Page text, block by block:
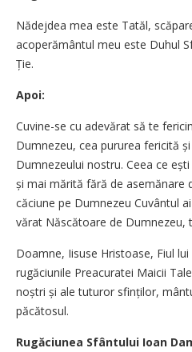
Nădejdea mea este Tatăl,
acoperământul meu este Duhul
Ție.
Apoi:
Cuvine-se cu adevărat să te
Dumnezeu, cea puru­rea fe­ricită
Dumne­zeului nostru. Ceea ce
și mai mărită fără de
că­ciune pe Dum­nezeu Cu­vântul
vărat Năs­cătoare de Dum­nezeu,
Doamne, Iisuse Hristoase, Fiul
rugăciunile Preacu­ratei Maicii
noștri și ale tuturor sfinților,
păcătosul.
Rugăciunea Sfântului Ioan